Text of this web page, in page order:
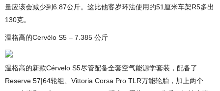
量应该会减少到6.87公斤。这比他客岁环法使用的51厘米车架R5多出
130克。
温格高的Cervélo S5 – 7.385 公斤
温格高的新款Cérvelo S5尽管配备全套空气能源学套装，配备了
Reserve 57|64轮组、Vittoria Corsa Pro TLR万能轮胎，加上两个